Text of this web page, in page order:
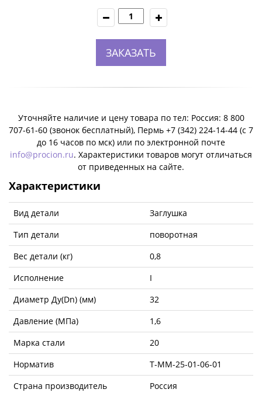
ЗАКАЗАТЬ
Уточняйте наличие и цену товара по тел: Россия: 8 800
707-61-60 (звонок бесплатный), Пермь +7 (342) 224-14-44 (c 7
до 16 часов по мск) или по электронной почте
info@procion.ru. Характеристики товаров могут отличаться
от приведенных на сайте.
Характеристики
Вид детали
Заглушка
Тип детали
поворотная
Вес детали (кг)
0,8
Исполнение
I
Диаметр Ду(Dn) (мм)
32
Давление (МПа)
1,6
Марка стали
20
Норматив
Т-ММ-25-01-06-01
Страна производитель
Россия